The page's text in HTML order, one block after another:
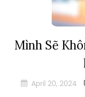
Mình Sẽ
April 20, 2024